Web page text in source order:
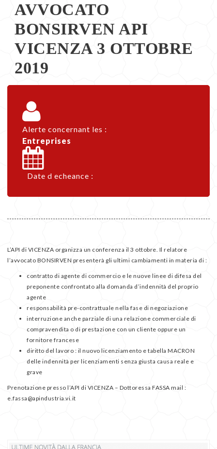
TESTI
PUBBLICAZIONI
AVVOCATO
BONSIRVEN API
VICENZA 3 OTTOBRE
2019
Alerte concernant les :
Entreprises
Date d echeance :
L’API di VICENZA organizza un conferenza il 3 ottobre. Il relatore
l’avvocato BONSIRVEN presenterà gli ultimi cambiamenti in materia di :
contratto di agente di commercio e le nuove linee di difesa del
preponente confrontato alla domanda d’indennità del proprio
agente
responsabilità pre-contrattuale nella fase di negoziazione
interruzione anche parziale di una relazione commerciale di
compravendita o di prestazione con un cliente oppure un
fornitore francese
diritto del lavoro : il nuovo licenziamento e tabella MACRON
delle indennità per licenziamenti senza giusta causa reale e
grave
Prenotazione presso l’API di VICENZA – Dottoressa FASSA mail :
e.fassa@apindustria.vi.it